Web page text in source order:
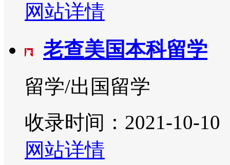
网站详情
老查美国本科留学
留学/出国留学
收录时间：2021-10-10
网站详情